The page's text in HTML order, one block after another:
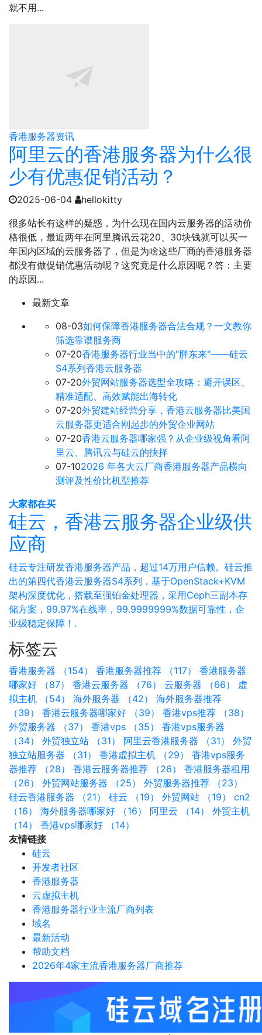
就不用...
香港服务器资讯
阿里云的香港服务器为什么很
少有优惠促销活动？
2025-06-04
hellokitty
很多站长有这样的疑惑，为什么现在国内云服务器的活动价
格很低，最近两年在阿里腾讯云花20、30块钱就可以买一
年国内区域的云服务器了，但是为啥这些厂商的香港服务器
都没有做促销优惠活动呢？这究竟是什么原因呢？答：主要
的原因...
最新文章
08-03如何保障香港服务器合法合规？一文教你
筛选靠谱服务商
07-20香港服务器行业当中的"胖东来"——硅云
S4系列香港云服务器
07-20外贸网站服务器选型全攻略：避开误区、
精准适配、高效赋能出海转化
07-20外贸建站经营分享，香港云服务器比美国
云服务器更适合刚起步的外贸企业网站
07-20香港云服务器哪家强？从企业级视角看阿
里云、腾讯云与硅云的抉择
07-102026 年各大云厂商香港服务器产品横向
测评及性价比机型推荐
大家都在买
硅云，香港云服务器企业级供
应商
硅云专注研发香港服务器产品，超过14万用户信赖。硅云推
出的第四代香港云服务器S4系列，基于OpenStack+KVM
架构深度优化，搭载至强铂金处理器，采用Ceph三副本存
储方案，99.97%在线率，99.9999999%数据可靠性，企
业级稳定保障！.
标签云
香港服务器 （154） 香港服务器推荐 （117）
香港服务器
哪家好 （87）
香港云服务器 （76） 云服务器 （66）
虚
拟主机 （54）
海外服务器 （42）
海外服务器推荐
（39）
香港云服务器哪家好 （39）
香港vps推荐 （38）
外贸服务器 （37）
香港vps （35）
香港vps服务器
（34）
外贸独立站 （31） 阿里云香港服务器 （31）
外贸
独立站服务器 （31）
香港虚拟主机 （29）
香港vps服务
器推荐 （28）
香港云服务器推荐 （26）
香港服务器租用
（26）
外贸网站服务器 （25）
外贸服务器推荐 （23）
硅云香港服务器 （21）
硅云 （19） 外贸网站 （19）
cn2
（16）
海外服务器哪家好 （16） 阿里云 （14）
外贸主机
（14）
香港vps哪家好 （14）
友情链接
硅云
开发者社区
香港服务器
云虚拟主机
香港服务器行业主流厂商列表
域名
最新活动
帮助文档
2026年4家主流香港服务器厂商推荐